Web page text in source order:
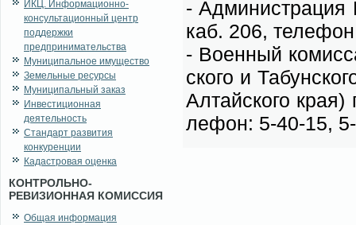
ИКЦ. Информационно-
консультационный центр
поддержки
предпринимательства
Муниципальное имущество
Земельные ресурсы
Муниципальный заказ
Инвестиционная
деятельность
Стандарт развития
конкуренции
Кадастровая оценка
КОНТРОЛЬНО-
РЕВИЗИОННАЯ КОМИССИЯ
Общая информация
- Адми­ни­стра­ция
каб. 206,
- Во­ен­ный
ско­го и
Ал­тай­ско­го
ле­фон: 5-40-15,